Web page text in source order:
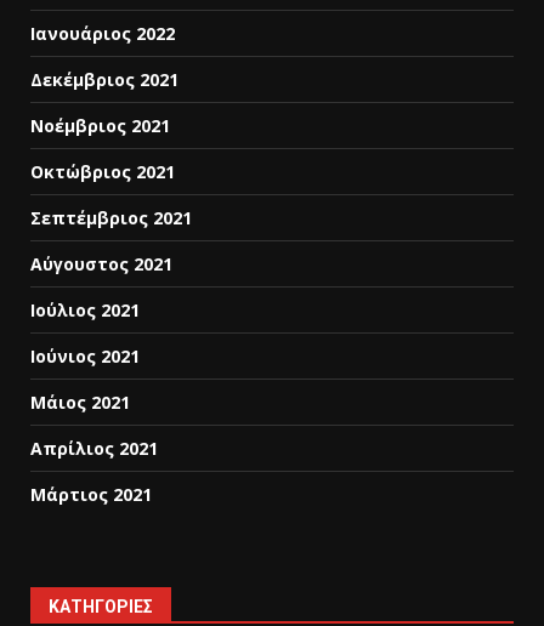
Ιανουάριος 2022
Δεκέμβριος 2021
Νοέμβριος 2021
Οκτώβριος 2021
Σεπτέμβριος 2021
Αύγουστος 2021
Ιούλιος 2021
Ιούνιος 2021
Μάιος 2021
Απρίλιος 2021
Μάρτιος 2021
KΑΤΗΓΟΡΊΕΣ